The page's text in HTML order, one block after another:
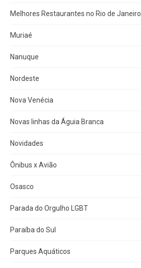
Melhores Restaurantes no Rio de Janeiro
Muriaé
Nanuque
Nordeste
Nova Venécia
Novas linhas da Águia Branca
Novidades
Ônibus x Avião
Osasco
Parada do Orgulho LGBT
Paraíba do Sul
Parques Aquáticos